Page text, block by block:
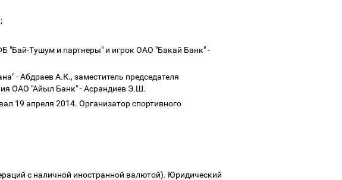
"Бай-Тушум и партнеры" и игрок ОАО "Бакай Банк" -
- Абдраев А.К., заместитель председателя
ОАО "Айыл Банк" - Асрандиев Э.Ш.
19 апреля 2014. Организатор спортивного
с наличной иностранной валютой). Юридический